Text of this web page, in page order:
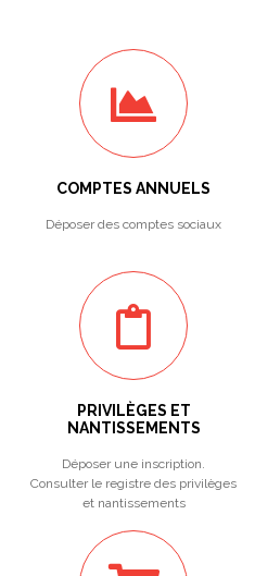
COMPTES ANNUELS
Déposer des comptes sociaux
PRIVILÈGES ET
NANTISSEMENTS
Déposer une inscription.
Consulter le registre des privilèges
et nantissements